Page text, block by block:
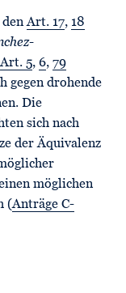
denArt. 17, 18
Art. 5, 6, 79
gegen drohende
Die
sich nach
der Äquivalenz
möglichen
(Anträge C-